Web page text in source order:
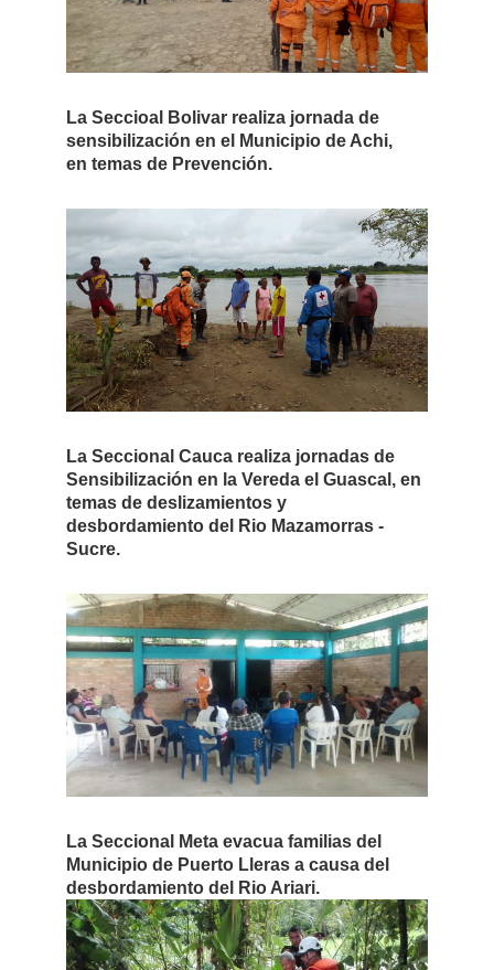
La Seccioal Bolivar realiza jornada de
sensibilización en el Municipio de Achi,
en temas de Prevención.
La Seccional Cauca realiza jornadas de
Sensibilización en la Vereda el Guascal, en
temas de deslizamientos y
desbordamiento del Rio Mazamorras -
Sucre.
La Seccional Meta evacua familias del
Municipio de Puerto Lleras a causa del
desbordamiento del Rio Ariari.